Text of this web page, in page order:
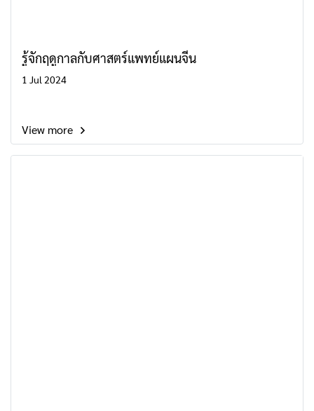
รู้จักฤดูกาลกับศาสตร์แพทย์แผนจีน
1 Jul 2024
View more